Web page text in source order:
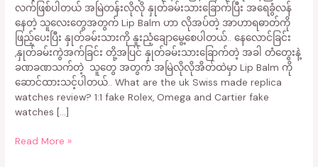
လက်ဖြစ်ပါတယ် အမြဲတန်းလိုလို နှုတ်ခမ်းသားခြောက်ပြီး အရေခွံလန်
နေတဲ့ သူလေးတွေအတွက် Lip Balm ဟာ လိုအပ်တဲ့ အာဟာရဓာတ်ကို
ဖြည့်ပေးပြီး နှုတ်ခမ်းသားကို နူးညံ့ချောမွေ့စေပါတယ်.. နေလောင်ခြင်း
,နှုတ်ခမ်းကွဲအက်ခြင်း တို့အပြင် နှုတ်ခမ်းသားခြောက်တဲ့ အခါ တံတွေးနဲ့
ခဏခဏသက်တဲ့ သူတွေ အတွက် အမြဲလိုလိုအိတ်ထဲမှာ Lip Balm ကို
ဆောင်ထားသင့်ပါတယ်.. What are the uk Swiss made replica
watches review? 1:1 fake Rolex, Omega and Cartier fake
watches […]
Read More »